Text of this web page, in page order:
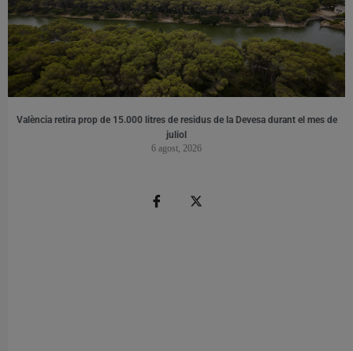
València retira prop de 15.000 litres de residus de la Devesa durant el mes de
juliol
6 agost, 2026